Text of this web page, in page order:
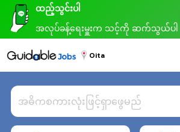
ထည့်သွင်းပါ
အလုပ်ခန့်ရေးမှူးက သင့်ကို ဆက်သွယ်ပါ
မည်
Oita